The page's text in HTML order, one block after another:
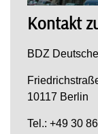
Kontakt
BDZ
10117 Berlin
Tel.: +49 30